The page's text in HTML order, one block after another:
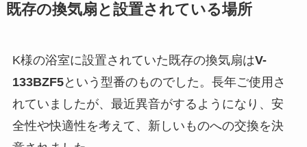
既存の換気扇と設置されている場所
K様の浴室に設置されていた既存の換気扇はV-
133BZF5という型番のものでした。長年ご使用さ
れていましたが、最近異音がするようになり、安
全性や快適性を考えて、新しいものへの交換を決